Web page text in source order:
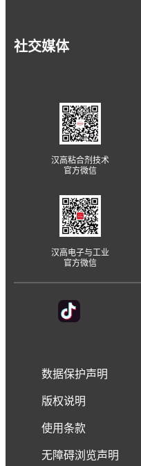
社交媒体
汉高粘合剂技术
官方微信
汉高电子与工业
官方微信
数据保护声明
版权说明
使用条款
无障碍浏览声明